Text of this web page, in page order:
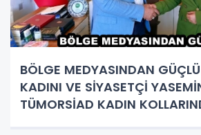
BÖLGE MEDYASINDAN
KADINI VE SİYASETÇİ
TÜMORSİAD KADIN